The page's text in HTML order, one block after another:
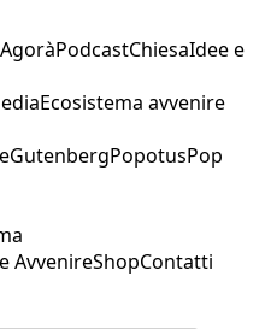
AgoràPodcastChiesaIdee e
Ecosistema avvenire
GutenbergPopotusPop
AvvenireShopContatti